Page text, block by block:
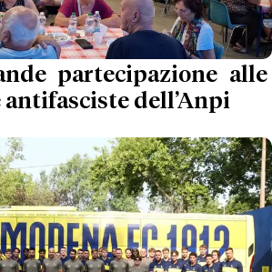
partecipazione alle
dell’Anpi